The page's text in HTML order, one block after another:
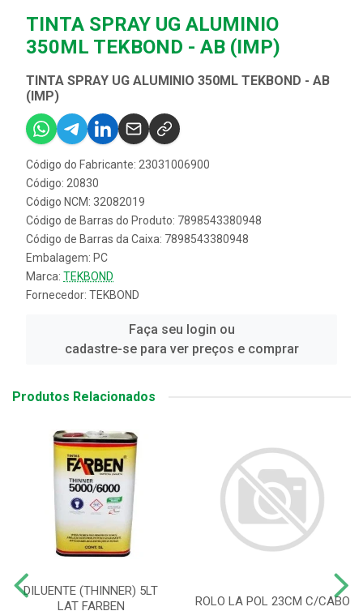
TINTA SPRAY UG ALUMINIO
350ML TEKBOND - AB (IMP)
TINTA SPRAY UG ALUMINIO 350ML TEKBOND - AB
(IMP)
Código do Fabricante: 23031006900
Código: 20830
Código NCM: 32082019
Código de Barras do Produto: 7898543380948
Código de Barras da Caixa: 7898543380948
Embalagem: PC
Marca: TEKBOND
Fornecedor: TEKBOND
Faça seu login ou
cadastre-se para ver preços e comprar
Produtos Relacionados
DILUENTE (THINNER) 5LT
LAT FARBEN
ROLO LA POL 23CM C/CABO